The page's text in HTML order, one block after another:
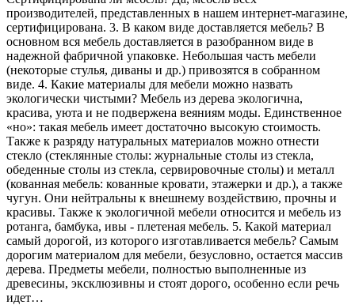
производителей, представленных в нашем интернет-магазине,
сертифицирована. 3. В каком виде доставляется мебель? В
основном вся мебель доставляется в разобранном виде в
надежной фабричной упаковке. Небольшая часть мебели
(некоторые стулья, диваны и др.) привозятся в собранном
виде. 4. Какие материалы для мебели можно назвать
экологически чистыми? Мебель из дерева экологична,
красива, уюта и не подвержена веяниям моды. Единственное
«но»: такая мебель имеет достаточно высокую стоимость.
Также к разряду натуральных материалов можно отнести
стекло (стеклянные столы: журнальные столы из стекла,
обеденные столы из стекла, сервировочные столы) и металл
(кованная мебель: кованные кровати, этажерки и др.), а также
чугун. Они нейтральны к внешнему воздействию, прочны и
красивы. Также к экологичной мебели относится и мебель из
ротанга, бамбука, ивы - плетеная мебель. 5. Какой материал
самый дорогой, из которого изготавливается мебель? Самым
дорогим материалом для мебели, безусловно, остается массив
дерева. Предметы мебели, полностью выполненные из
древесины, эксклюзивны и стоят дорого, особенно если речь
идет…